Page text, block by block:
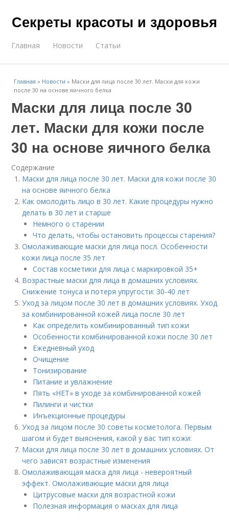
Секреты красоты и здоровья
Главная Новости Статьи
Главная » Новости » Маски для лица после 30 лет. Маски для кожи
после 30 на основе яичного белка
Маски для лица после 30
лет. Маски для кожи после
30 на основе яичного белка
Содержание
Маски для лица после 30 лет. Маски для кожи после 30
на основе яичного белка
Как омолодить лицо в 30 лет. Какие процедуры нужно
делать в 30 лет и старше
Немного о старении
Что делать, чтобы остановить процессы старения?
Омолаживающие маски для лица посл. Особенности
кожи лица после 35 лет
Состав косметики для лица с маркировкой 35+
Возрастные маски для лица в домашних условиях.
Снижение тонуса и потеря упругости: 30-40 лет
Уход за лицом после 30 лет в домашних условиях. Уход
за комбинированной кожей лица после 30 лет
Как определить комбинированный тип кожи
Особенности комбинированной кожи после 30 лет
Ежедневный уход
Очищение
Тонизирование
Питание и увлажнение
Пять «НЕТ» в уходе за комбинированной кожей
Пилинги и чистки
Инъекционные процедуры
Уход за лицом после 30 советы косметолога. Первым
шагом и будет выяснения, какой у вас тип кожи:
Маски для лица после 30 лет в домашних условиях. От
чего зависят возрастные изменения
Омолаживающая маска для лица - невероятный
эффект. Омолаживающие маски для лица
Цитрусовые маски для возрастной кожи
Полезная информация о масках для лица